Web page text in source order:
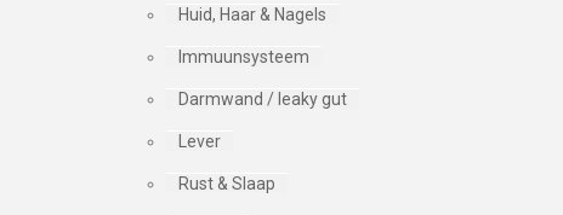
Huid, Haar & Nagels
Immuunsysteem
Darmwand / leaky gut
Lever
Rust & Slaap